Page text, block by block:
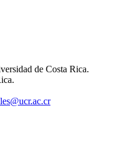
de Costa Rica.